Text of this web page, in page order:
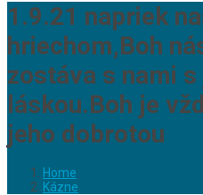
1.9.21 napriek
hriechom,Boh
zostáva s nami
láskou.Boh je
jeho dobrotou
Home
Kázne